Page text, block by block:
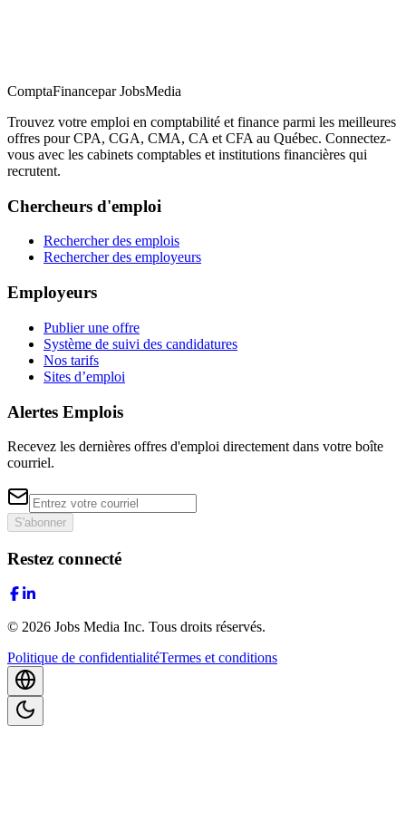
ComptaFinancepar JobsMedia
Trouvez votre emploi en comptabilité et finance parmi les meilleures
offres pour CPA, CGA, CMA, CA et CFA au Québec. Connectez-
vous avec les cabinets comptables et institutions financières qui
recrutent.
Chercheurs d'emploi
Rechercher des emplois
Rechercher des employeurs
Employeurs
Publier une offre
Système de suivi des candidatures
Nos tarifs
Sites d’emploi
Alertes Emplois
Recevez les dernières offres d'emploi directement dans votre boîte
courriel.
S'abonner
Restez connecté
© 2026 Jobs Media Inc. Tous droits réservés.
Politique de confidentialitéTermes et conditions